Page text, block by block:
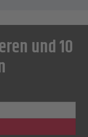
und 10